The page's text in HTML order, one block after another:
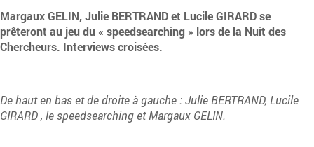
Margaux GELIN, Julie BERTRAND et Lucile GIRARD se
prêteront au jeu du « speedsearching » lors de la Nuit des
Chercheurs. Interviews croisées.
De haut en bas et de droite à gauche : Julie BERTRAND, Lucile
GIRARD , le speedsearching et Margaux GELIN.